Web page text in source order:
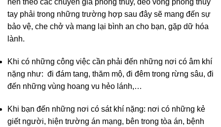
nên theo các chuyên gia phong thủy, đeo vòng phong thủy
tay phải trong những trường hợp sau đây sẽ mang đến sự
bảo vệ, che chở và mang lại bình an cho bạn, gặp dữ hóa
lành.
Khi có những công việc cần phải đến những nơi có âm khí
nặng như: đi đám tang, thăm mộ, đi đêm trong rừng sâu, đi
đến những vùng hoang vu hẻo lánh,…
Khi bạn đến những nơi có sát khí nặng: nơi có những kẻ
giết người, hiện trường án mạng, bên trong tòa án, bệnh